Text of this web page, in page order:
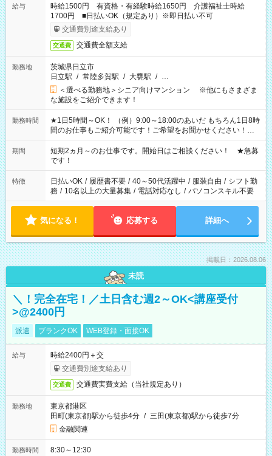
給与
時給1500円 有資格・有経験時給1650円 介護福祉士時給
1700円 ■日払いOK（規定あり）※即日払い不可
交通費別途支給あり
交通費 交通費全額支給
勤務地
茨城県日立市
日立駅 / 常陸多賀駅 / 大甕駅 / …
＜選べる勤務地＞シニア向けマンション ※他にもさまざま
な施設をご紹介できます！
勤務時間
★1日5時間～OK！ （例）9:00～18:00のあいだ もちろん1日8時
間のお仕事もご紹介可能です！ご希望をお聞かせください！★
家庭の都合でお休みが必要な場合も遠慮なくご相談ください。
※週最低15時間以上の勤務が必要です
期間
短期2ヵ月～のお仕事です。開始日はご相談ください！ ★急募
です！
特徴 日払いOK / 履歴書不要 / 40～50代活躍中 / 服装自由 / シフト勤
務 / 10名以上の大量募集 / 電話対応なし / パソコンスキル不要
気になる！ 応募する 詳細へ
掲載日：2026.08.06
未読
＼！完全在宅！／土日含む週2～OK<講座受付
>@2400円
派遣 ブランクOK WEB登録・面接OK
給与
時給2400円＋交
交通費別途支給あり
交通費 交通費実費支給（当社規定あり）
勤務地
東京都港区
田町(東京都)駅から徒歩4分 / 三田(東京都)駅から徒歩7分
金融関連
勤務時間 8:30～12:30